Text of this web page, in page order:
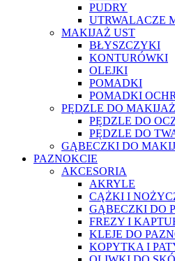
PUDRY
UTRWALACZE
MAKIJAŻ UST
BŁYSZCZYKI
KONTURÓWKI
OLEJKI
POMADKI
POMADKI
PĘDZLE DO
PĘDZLE DO
PĘDZLE DO
GĄBECZKI DO
PAZNOKCIE
AKCESORIA
AKRYLE
CĄŻKI I
GĄBECZKI DO
FREZY I
KLEJE DO
KOPYTKA I